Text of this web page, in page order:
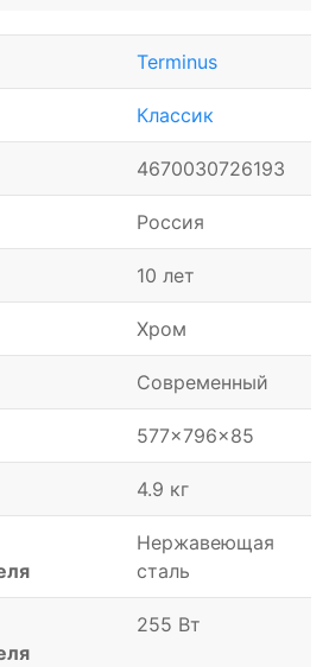
Terminus
Классик
4670030726193
Россия
10 лет
Хром
Современный
577x796x85
4.9 кг
Нержавеющая
сталь
255 Вт